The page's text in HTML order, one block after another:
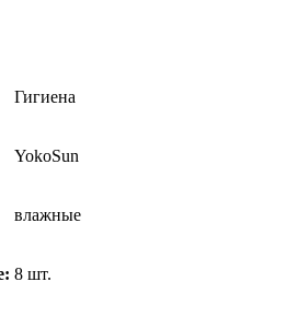
Гигиена
YokoSun
влажные
8 шт.